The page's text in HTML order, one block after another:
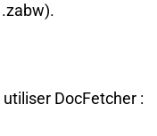
DocFetcher :